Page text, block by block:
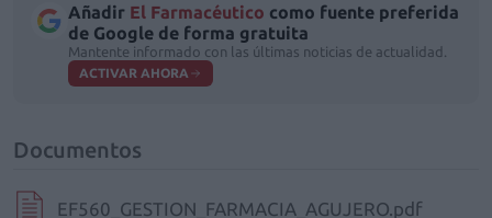
Añadir El Farmacéutico como fuente preferida
de Google de forma gratuita
Mantente informado con las últimas noticias de actualidad.
ACTIVAR AHORA
Documentos
EF560_GESTION_FARMACIA_AGUJERO.pdf